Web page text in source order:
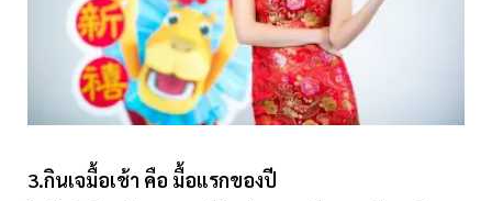
3.กินเจมื้อเช้า คือ มื้อแรกของปี